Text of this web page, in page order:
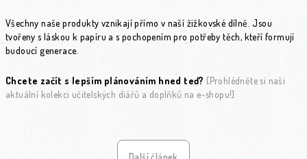
Všechny naše produkty vznikají přímo v naší žižkovské dílně. Jsou
tvořeny s láskou k papíru a s pochopením pro potřeby těch, kteří formují
budoucí generace.
Chcete začít s lepším plánováním hned teď? [Prohlédněte si naši
aktuální kolekci učitelských diářů a doplňků na e-shopu!]
Další článek